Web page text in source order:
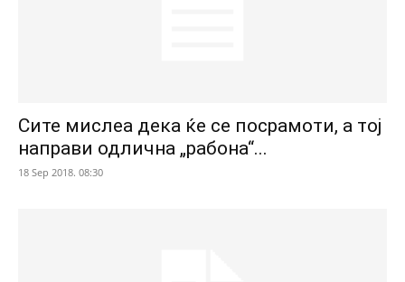
Сите мислеа дека ќе се посрамоти, а тој
направи одлична „рабона“...
18 Sep 2018. 08:30